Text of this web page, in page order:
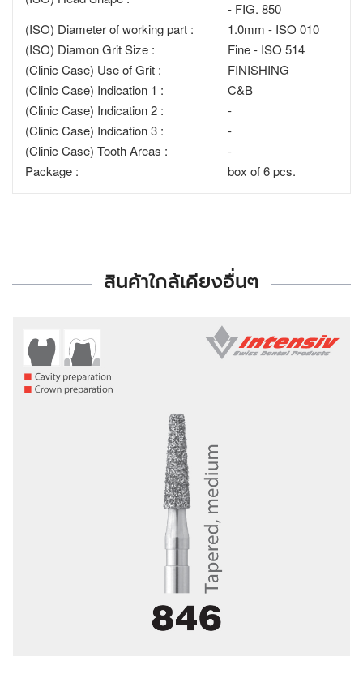
- FIG. 850
(ISO) Diameter of working part :
1.0mm - ISO 010
(ISO) Diamon Grit Size :
Fine - ISO 514
(Clinic Case) Use of Grit :
FINISHING
(Clinic Case) Indication 1 :
C&B
(Clinic Case) Indication 2 :
-
(Clinic Case) Indication 3 :
-
(Clinic Case) Tooth Areas :
-
Package :
box of 6 pcs.
สินค้าใกล้เคียงอื่นๆ